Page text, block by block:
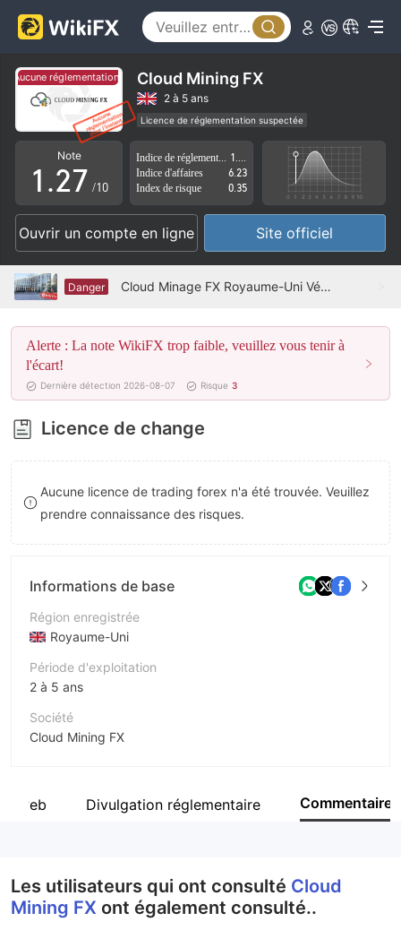
Aucune réglementation pour l'instant. Aucune réglementation pour l'instant.
Cloud Mining FX
2 à 5 ans
Licence de réglementation suspectée
Région d'affaires suspectée
Risque élevé potentiel
Note
0
1
2
3
4
5
6
7
8
9
.
0
1
2
3
4
5
6
7
8
9
3
4
5
6
7
8
9
/10
Indice d'affaires
6.23
Index de risque
0.35
Ouvrir un compte en ligne Site officiel
Danger Cloud Minage FX Royaume-Uni Vérifié : Aucune présence physique trouvée
Alerte : La note WikiFX trop faible, veuillez vous tenir à
l'écart!
Dernière détection 2026-08-07 Risque 3
Licence de change
Aucune licence de trading forex n'a été trouvée. Veuillez
prendre connaissance des risques.
Informations de base
Région enregistrée
Royaume-Uni
Période d'exploitation
2 à 5 ans
Société
Cloud Mining FX
web Divulgation réglementaire Commentaire
Les utilisateurs qui ont consulté Cloud
Mining FX ont également consulté..